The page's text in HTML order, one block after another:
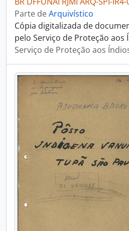
Parte deArquivístico
Cópia digitalizada de
pelo Serviço de Proteção aos
Serviço de Proteção aos